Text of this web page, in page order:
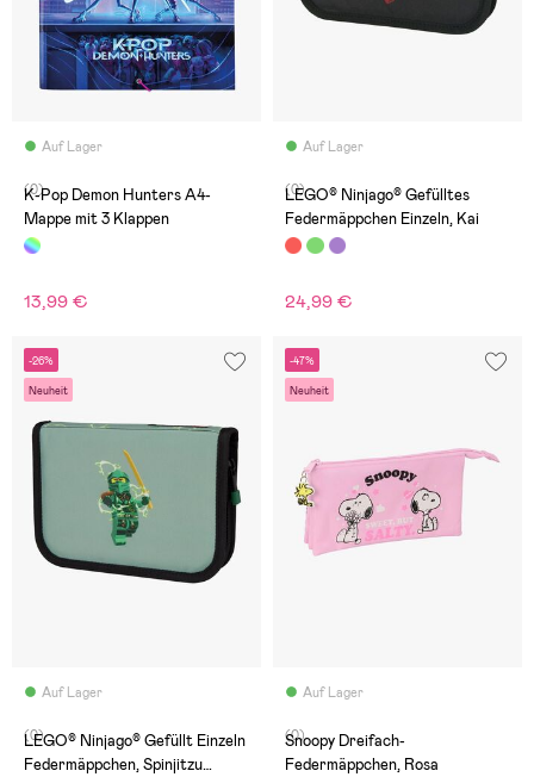
Auf Lager
(0)
K-Pop Demon Hunters A4-
Mappe mit 3 Klappen
13,99 €
Auf Lager
(0)
LEGO® Ninjago® Gefülltes
Federmäppchen Einzeln, Kai
24,99 €
-26%
Neuheit
Auf Lager
(0)
LEGO® Ninjago® Gefüllt Einzeln
Federmäppchen, Spinjitzu
-47%
Neuheit
Auf Lager
(0)
Snoopy Dreifach-
Federmäppchen, Rosa